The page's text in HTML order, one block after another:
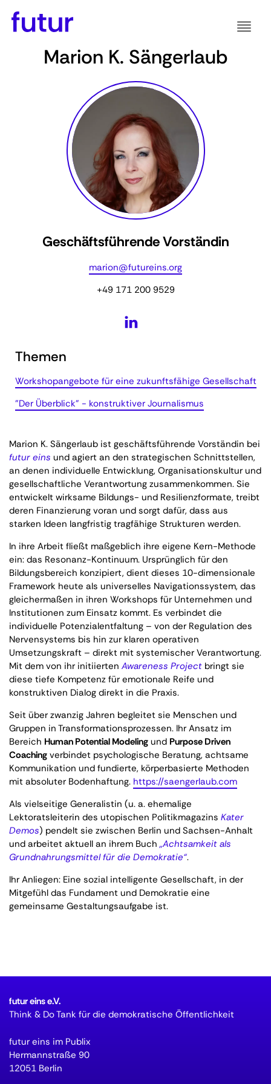
Marion K. Sängerlaub
Geschäftsführende Vorständin
marion@futureins.org
+49 171 200 9529
Themen
Workshopangebote für eine zukunftsfähige Gesellschaft
"Der Überblick" - konstruktiver Journalismus
Marion K. Sängerlaub ist geschäftsführende Vorständin bei
futur eins und agiert an den strategischen Schnittstellen,
an denen individuelle Entwicklung, Organisationskultur und
gesellschaftliche Verantwortung zusammenkommen. Sie
entwickelt wirksame Bildungs- und Resilienzformate, treibt
deren Finanzierung voran und sorgt dafür, dass aus
starken Ideen langfristig tragfähige Strukturen werden.
In ihre Arbeit fließt maßgeblich ihre eigene Kern-Methode
ein: das Resonanz-Kontinuum. Ursprünglich für den
Bildungsbereich konzipiert, dient dieses 10-dimensionale
Framework heute als universelles Navigationssystem, das
gleichermaßen in ihren Workshops für Unternehmen und
Institutionen zum Einsatz kommt. Es verbindet die
individuelle Potenzialentfaltung – von der Regulation des
Nervensystems bis hin zur klaren operativen
Umsetzungskraft – direkt mit systemischer Verantwortung.
Mit dem von ihr initiierten Awareness Project bringt sie
diese tiefe Kompetenz für emotionale Reife und
konstruktiven Dialog direkt in die Praxis.
Seit über zwanzig Jahren begleitet sie Menschen und
Gruppen in Transformationsprozessen. Ihr Ansatz im
Bereich Human Potential Modeling und Purpose Driven
Coaching verbindet psychologische Beratung, achtsame
Kommunikation und fundierte, körperbasierte Methoden
mit absoluter Bodenhaftung. https://saengerlaub.com
Als vielseitige Generalistin (u. a. ehemalige
Lektoratsleiterin des utopischen Politikmagazins Kater
Demos) pendelt sie zwischen Berlin und Sachsen-Anhalt
und arbeitet aktuell an ihrem Buch„Achtsamkeit als
Grundnahrungsmittel für die Demokratie“.
Ihr Anliegen: Eine sozial intelligente Gesellschaft, in der
Mitgefühl das Fundament und Demokratie eine
gemeinsame Gestaltungsaufgabe ist.
futur eins e.V.
Think & Do Tank für die demokratische Öffentlichkeit
futur eins im Publix
Hermannstraße 90
12051 Berlin